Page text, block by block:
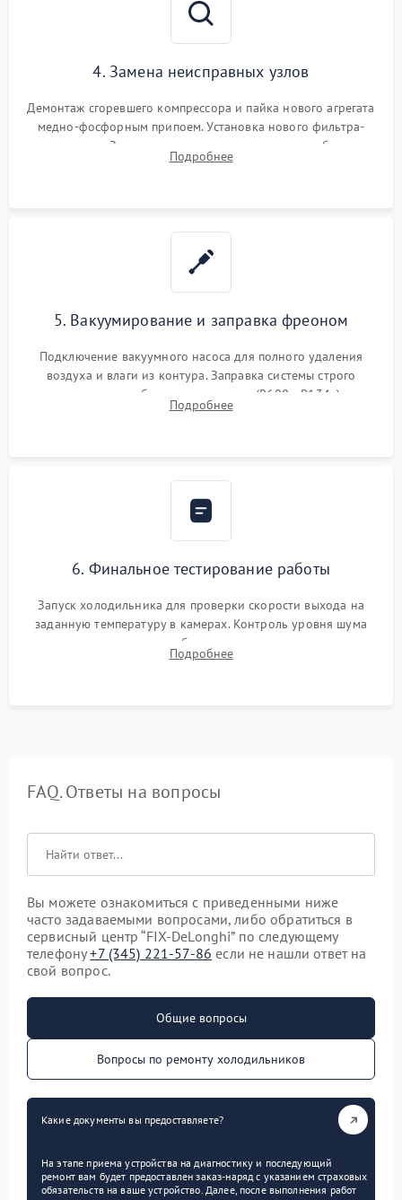
4. Замена неисправных узлов
Демонтаж сгоревшего компрессора и пайка нового агрегата
медно-фосфорным припоем. Установка нового фильтра-
осушителя. Замена изношенных вентиляторов обдува,
сломанных заслонок или поврежденных дверных петель.
Подробнее
5. Вакуумирование и заправка фреоном
Подключение вакуумного насоса для полного удаления
воздуха и влаги из контура. Заправка системы строго
дозированным объемом хладагента (R600a, R134a) по
электронным весам. Контроль рабочего давления в системе.
Подробнее
6. Финальное тестирование работы
Запуск холодильника для проверки скорости выхода на
заданную температуру в камерах. Контроль уровня шума
компрессора, отсутствия обмерзания стенок и корректного
срабатывания системы автоматической оттайки.
Подробнее
FAQ. Ответы на вопросы
Вы можете ознакомиться с приведенными ниже
часто задаваемыми вопросами, либо обратиться в
сервисный центр “FIX-DeLonghi” по следующему
телефону+7 (345) 221-57-86 если не нашли ответ на
свой вопрос.
Общие вопросы
Вопросы по ремонту холодильников
Какие документы вы предоставляете?
На этапе приема устройства на диагностику и последующий
ремонт вам будет предоставлен заказ-наряд с указанием страховых
обязательств на ваше устройство. Далее, после выполнения работ